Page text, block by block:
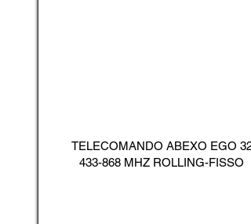
TELECOMANDO ABEXO EGO 32
433-868 MHZ ROLLING-FISSO